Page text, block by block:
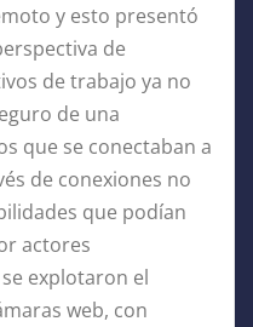
y esto presentó
de
de trabajo ya no
de una
que se conectaban a
de conexiones no
que podían
actores
explotaron el
web, con